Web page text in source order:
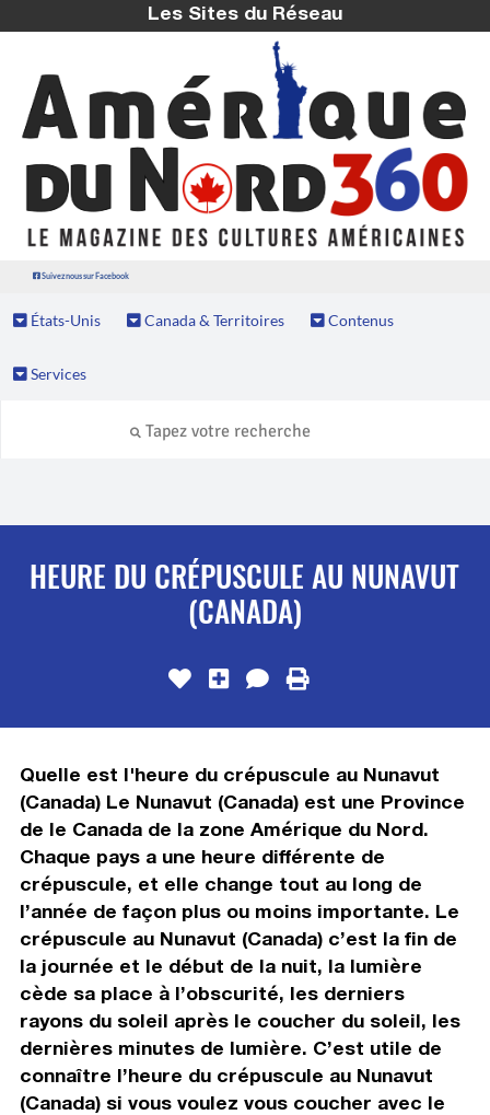
Les Sites du Réseau
Suivez nous sur Facebook
États-Unis Canada & Territoires Contenus
Services
HEURE DU CRÉPUSCULE AU NUNAVUT
(CANADA)
Quelle est l'heure du crépuscule au Nunavut
(Canada) Le Nunavut (Canada) est une Province
de le Canada de la zone Amérique du Nord.
Chaque pays a une heure différente de
crépuscule, et elle change tout au long de
l’année de façon plus ou moins importante. Le
crépuscule au Nunavut (Canada) c’est la fin de
la journée et le début de la nuit, la lumière
cède sa place à l’obscurité, les derniers
rayons du soleil après le coucher du soleil, les
dernières minutes de lumière. C’est utile de
connaître l’heure du crépuscule au Nunavut
(Canada) si vous voulez vous coucher avec le